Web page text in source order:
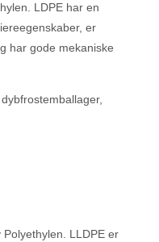
LDPE har en
er
har gode mekaniske
LLDPE er